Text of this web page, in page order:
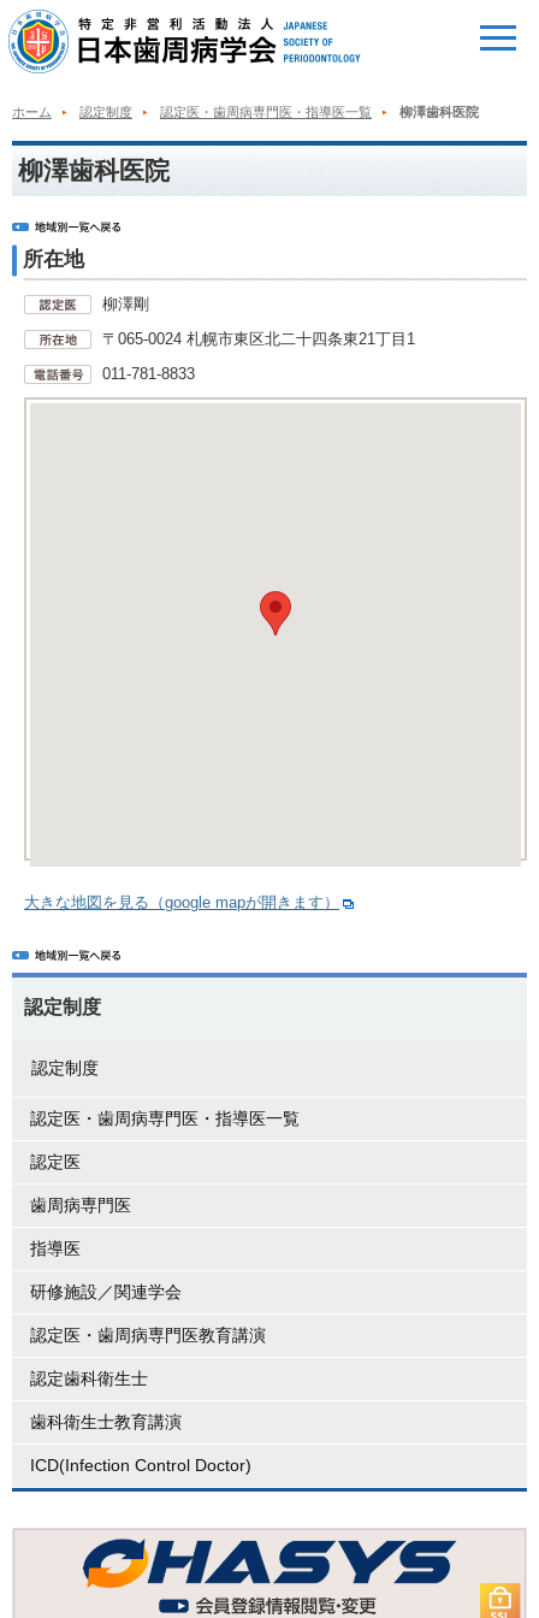
ホーム 認定制度 認定医・歯周病専門医・指導医一覧 柳澤歯科医院
柳澤歯科医院
所在地
柳澤剛
〒065-0024 札幌市東区北二十四条東21丁目1
011-781-8833
大きな地図を見る（google mapが開きます）
認定制度
認定制度
認定医・歯周病専門医・指導医一覧
認定医
歯周病専門医
指導医
研修施設／関連学会
認定医・歯周病専門医教育講演
認定歯科衛生士
歯科衛生士教育講演
ICD(Infection Control Doctor)